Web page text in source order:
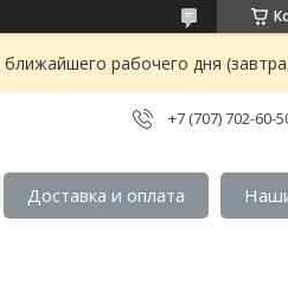
рабочего дня
+7 (707) 702-60-
Доставка и оплата